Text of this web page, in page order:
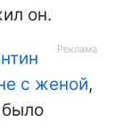
он.
с женой,
было